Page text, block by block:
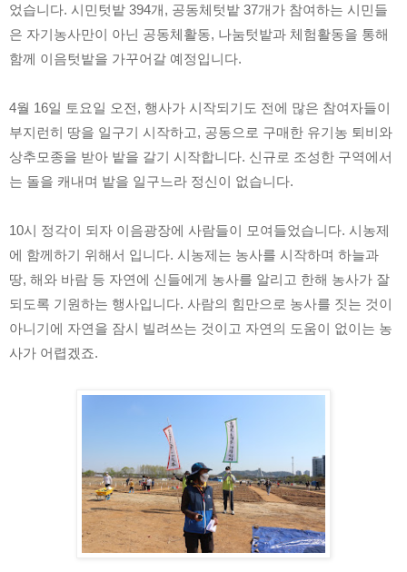
었습니다. 시민텃밭 394개, 공동체텃밭 37개가 참여하는 시민들
은 자기농사만이 아닌 공동체활동, 나눔텃밭과 체험활동을 통해
함께 이음텃밭을 가꾸어갈 예정입니다.
4월 16일 토요일 오전, 행사가 시작되기도 전에 많은 참여자들이
부지런히 땅을 일구기 시작하고, 공동으로 구매한 유기농 퇴비와
상추모종을 받아 밭을 갈기 시작합니다. 신규로 조성한 구역에서
는 돌을 캐내며 밭을 일구느라 정신이 없습니다.
10시 정각이 되자 이음광장에 사람들이 모여들었습니다. 시농제
에 함께하기 위해서 입니다. 시농제는 농사를 시작하며 하늘과
땅, 해와 바람 등 자연에 신들에게 농사를 알리고 한해 농사가 잘
되도록 기원하는 행사입니다. 사람의 힘만으로 농사를 짓는 것이
아니기에 자연을 잠시 빌려쓰는 것이고 자연의 도움이 없이는 농
사가 어렵겠죠.